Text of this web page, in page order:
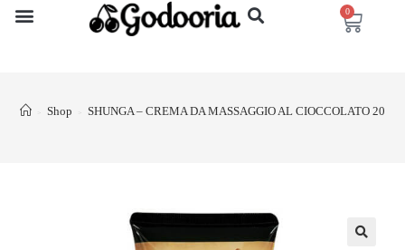
0
> Shop > SHUNGA – CREMA DA MASSAGGIO AL CIOCCOLATO 200